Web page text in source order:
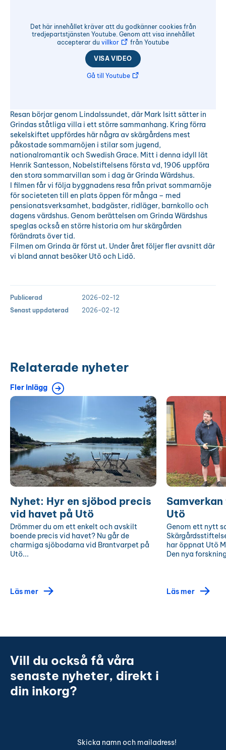
Det här innehållet kräver att du godkänner cookies från
tredjepartstjänsten Youtube. Genom att visa innehållet
accepterar du villkor från Youtube
VISA VIDEO
Gå till Youtube
Resan börjar genom Lindalssundet, där Mark Isitt sätter in
Grindas ståtliga villa i ett större sammanhang. Kring förra
sekelskiftet uppfördes här några av skärgårdens mest
påkostade sommarnöjen i stilar som jugend,
nationalromantik och Swedish Grace. Mitt i denna idyll lät
Henrik Santesson, Nobelstiftelsens första vd, 1906 uppföra
den stora sommarvillan som i dag är Grinda Wärdshus.
I filmen får vi följa byggnadens resa från privat sommarnöje
för societeten till en plats öppen för många – med
pensionatsverksamhet, badgäster, ridläger, barnkollo och
dagens värdshus. Genom berättelsen om Grinda Wärdshus
speglas också en större historia om hur skärgården
förändrats över tid.
Filmen om Grinda är först ut. Under året följer fler avsnitt där
vi bland annat besöker Utö och Lidö.
Publicerad
2026-02-12
Senast uppdaterad
2026-02-12
Relaterade nyheter
Fler inlägg
Nyhet:
sjöbod
precis
vid
havet
på
Utö
Nyhet: Hyr en sjöbod precis
vid havet på Utö
Drömmer du om ett enkelt och avskilt
boende precis vid havet? Nu går de
charmiga sjöbodarna vid Brantvarpet på
Utö...
Läs mer
Samverkan
för
Östersjön
på
Utö
Utö
Genom ett nytt
har öppnat Utö
Den nya
Läs mer
Vill du också få våra
senaste nyheter, direkt i
din inkorg?
Skicka namn och mailadress!